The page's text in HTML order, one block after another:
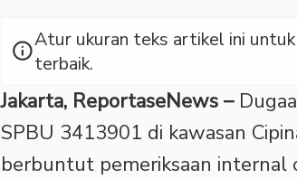
infoAtur ukuran teks artikel ini
terbaik.
Jakarta, ReportaseNews –
SPBU 3413901 di kawasan
berbuntut pemeriksaan internal